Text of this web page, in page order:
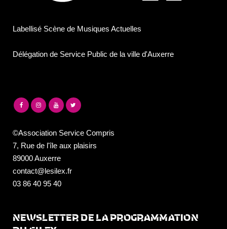
Labellisé Scène de Musiques Actuelles
Délégation de Service Public de la ville d'Auxerre
©Association Service Compris
7, Rue de l'île aux plaisirs
89000 Auxerre
contact@lesilex.fr
03 86 40 95 40
NEWSLETTER DE LA PROGRAMMATION